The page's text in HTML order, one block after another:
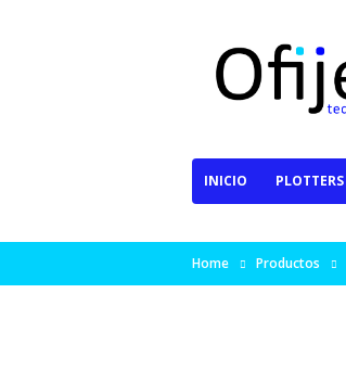
INICIO PLOTTERS
Home Productos